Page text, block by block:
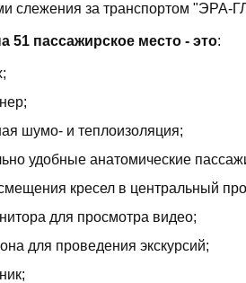
слежения за транспортом
51 пассажирское место - это:
шумо- и теплоизоляция;
удобные анатомические
кресел в центральный
для просмотра видео;
для проведения экскурсий;